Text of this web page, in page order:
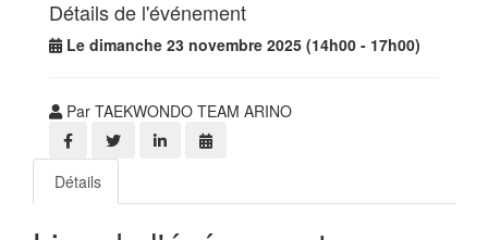
Détails de l'événement
Le dimanche 23 novembre 2025 (14h00 - 17h00)
Par TAEKWONDO TEAM ARINO
Détails